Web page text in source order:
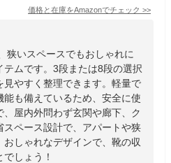
価格と在庫をAmazonでチェック >>
狭いスペースでもおしゃれに
ムです。3段または8段の選択
見やすく整理できます。軽量で
も備えているため、安全に使
屋内外問わず玄関や廊下、ク
スペース設計で、アパートや狭
しゃれなデザインで、靴の収
しょう！